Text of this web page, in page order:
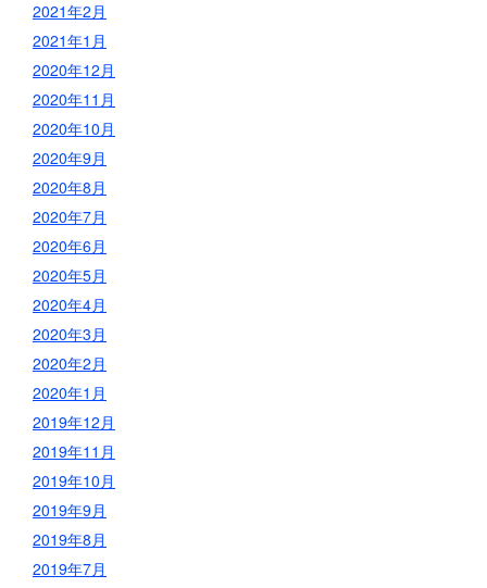
2021年2月
2021年1月
2020年12月
2020年11月
2020年10月
2020年9月
2020年8月
2020年7月
2020年6月
2020年5月
2020年4月
2020年3月
2020年2月
2020年1月
2019年12月
2019年11月
2019年10月
2019年9月
2019年8月
2019年7月